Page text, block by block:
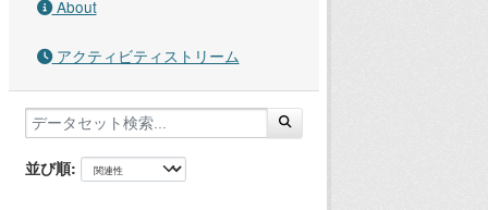
About
アクティビティストリーム
並び順